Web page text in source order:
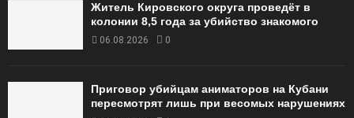
Житель Кировского округа проведёт в
колонии 8,5 года за убийство знакомого
06.08.2026 0
Приговор убийцам аниматоров на Кубани
пересмотрят лишь при весомых нарушениях